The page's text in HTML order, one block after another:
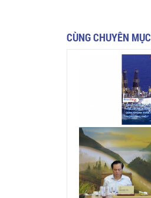
CÙNG CHUYÊN MỤC